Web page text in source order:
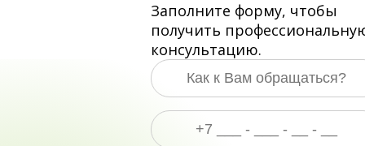
Заполните форму, чтобы
получить
консультацию.